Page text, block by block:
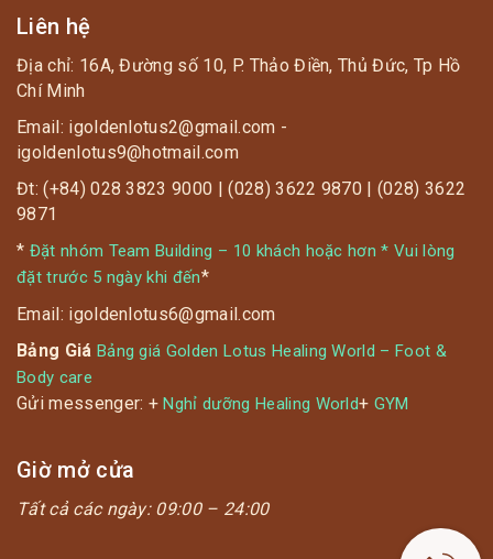
Liên hệ
Địa chỉ: 16A, Đường số 10, P. Thảo Điền, Thủ Đức, Tp Hồ
Chí Minh
Email: igoldenlotus2@gmail.com -
igoldenlotus9@hotmail.com
Đt: (+84) 028 3823 9000 | (028) 3622 9870 | (028) 3622
9871
* Đặt nhóm Team Building – 10 khách hoặc hơn * Vui lòng
đặt trước 5 ngày khi đến*
Email: igoldenlotus6@gmail.com
Bảng Giá Bảng giá Golden Lotus Healing World – Foot &
Body care
Gửi messenger: +Nghỉ dưỡng Healing World+ GYM
Giờ mở cửa
Tất cả các ngày: 09:00 – 24:00